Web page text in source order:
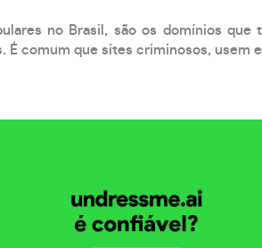
no Brasil, são os domínios
É comum que sites criminosos, usem